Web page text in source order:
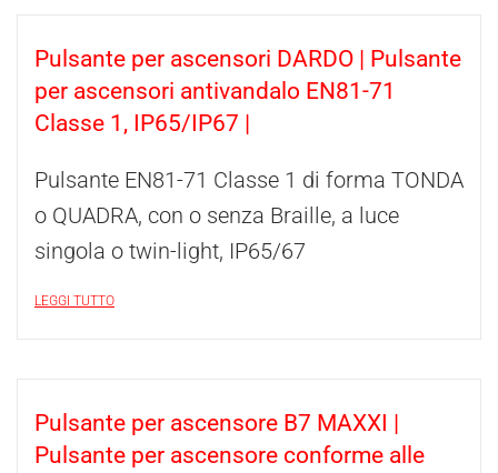
Pulsante per ascensori DARDO | Pulsante
per ascensori antivandalo EN81-71
Classe 1, IP65/IP67 |
Pulsante EN81-71 Classe 1 di forma TONDA
o QUADRA, con o senza Braille, a luce
singola o twin-light, IP65/67
LEGGI TUTTO
Pulsante per ascensore B7 MAXXI |
Pulsante per ascensore conforme alle